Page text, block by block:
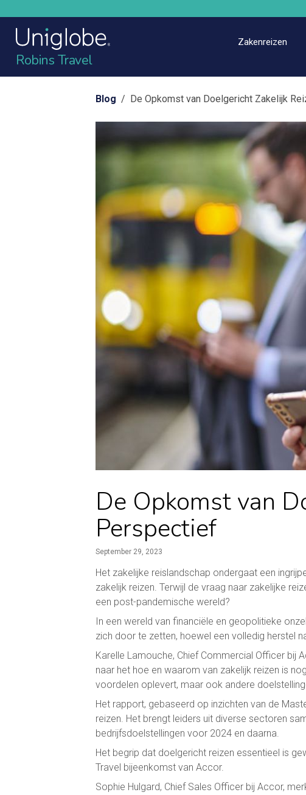
Robins Travel
Zakenreizen
Blog / De Opkomst van Doelgericht Zakelijk
De Opkomst van
Perspectief
September 29, 2023
Het zakelijke reislandschap ondergaat een
zakelijk reizen. Terwijl de vraag naar zakelijke
een post-pandemische wereld?
In een wereld van financiële en geopolitieke
zich door te zetten, hoewel een volledig herstel
Karelle Lamouche, Chief Commercial Officer bij
naar het hoe en waarom van zakelijk reizen is
voordelen oplevert, maar ook andere
Het rapport, gebaseerd op inzichten van de
reizen. Het brengt leiders uit diverse sectoren
bedrijfsdoelstellingen voor 2024 en daarna.
Het begrip dat doelgericht reizen essentieel is
Travel bijeenkomst van Accor.
Sophie Hulgard, Chief Sales Officer bij Accor,